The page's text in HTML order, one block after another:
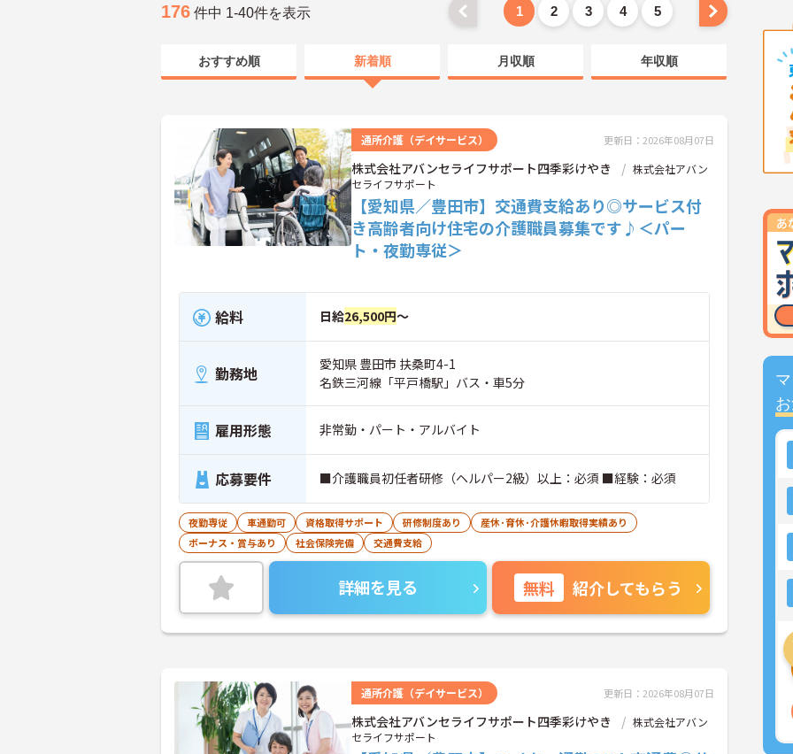
176 件中 1-40件を表示 1 2 3 4 5
おすすめ順 新着順 月収順 年収順
通所介護（デイサービス） 更新日：2026年08月07日
株式会社アバンセライフサポート四季彩けやき
株式会社アバン
セライフサポート
【愛知県／豊田市】交通費支給あり◎サービス付
き高齢者向け住宅の介護職員募集です♪＜パー
ト・夜勤専従＞
給料 日給26,500円～
勤務地
愛知県 豊田市 扶桑町4-1
名鉄三河線「平戸橋駅」バス・車5分
雇用形態 非常勤・パート・アルバイト
応募要件 ■介護職員初任者研修（ヘルパー2級）以上：必須 ■経験：必須
夜勤専従 車通勤可 資格取得サポート 研修制度あり
産休･育休･介護休暇取得実績あり
ボーナス・賞与あり
社会保険完備 交通費支給
詳細を見る 無料 紹介してもらう
通所介護（デイサービス） 更新日：2026年08月07日
株式会社アバンセライフサポート四季彩けやき
株式会社アバン
セライフサポート